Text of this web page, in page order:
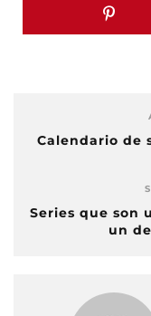
Calendario de
Series que son
un